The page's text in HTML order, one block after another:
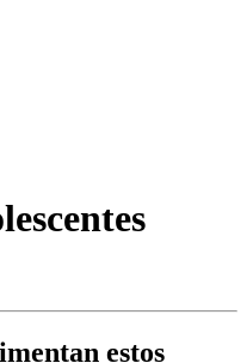
estos